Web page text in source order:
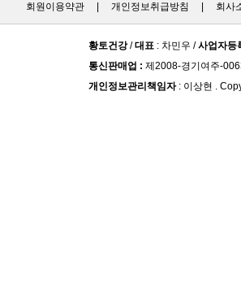
회원이용약관| 개인정보취급방침 회사
황토건강/대표 : 차민우 /사업자등
통신판매업 : 제2008-경기여주-
개인정보관리책임자: 이상현 .